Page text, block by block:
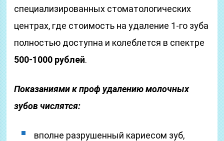
специализированных стоматологических
центрах, где стоимость на удаление 1-го зуба
полностью доступна и колеблется в спектре
500-1000 рублей.
Показаниями к проф удалению молочных
зубов числятся:
вполне разрушенный кариесом зуб,